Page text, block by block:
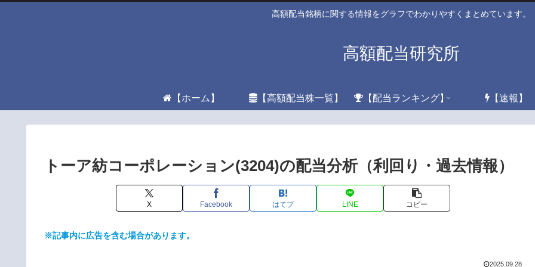
高額配当銘柄に関する情報をグラフでわかりやすくまとめています。
高額配当研究所
【ホーム】 【高額配当株一覧】 【配当ランキング】 【速報】
トーア紡コーポレーション(3204)の配当分析（利回り・過去情報）
X Facebook はてブ LINE コピー
※記事内に広告を含む場合があります。
2025.09.28